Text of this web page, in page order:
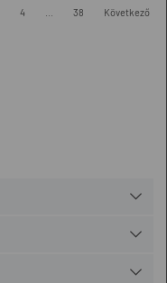
4 38 Következő